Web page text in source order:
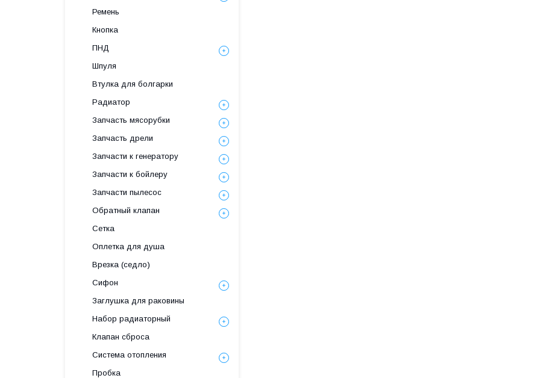
Ремень
Кнопка
ПНД
Шпуля
Втулка для болгарки
Радиатор
Запчасть мясорубки
Запчасть дрели
Запчасти к генератору
Запчасти к бойлеру
Запчасти пылесос
Обратный клапан
Сетка
Оплетка для душа
Врезка (седло)
Сифон
Заглушка для раковины
Набор радиаторный
Клапан сброса
Система отопления
Пробка